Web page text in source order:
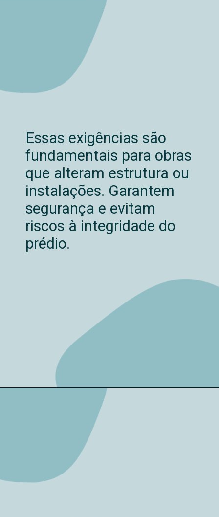
Essas exigências são
fundamentais para obras
que alteram estrutura ou
instalações. Garantem
segurança e evitam
riscos à integridade do
prédio.